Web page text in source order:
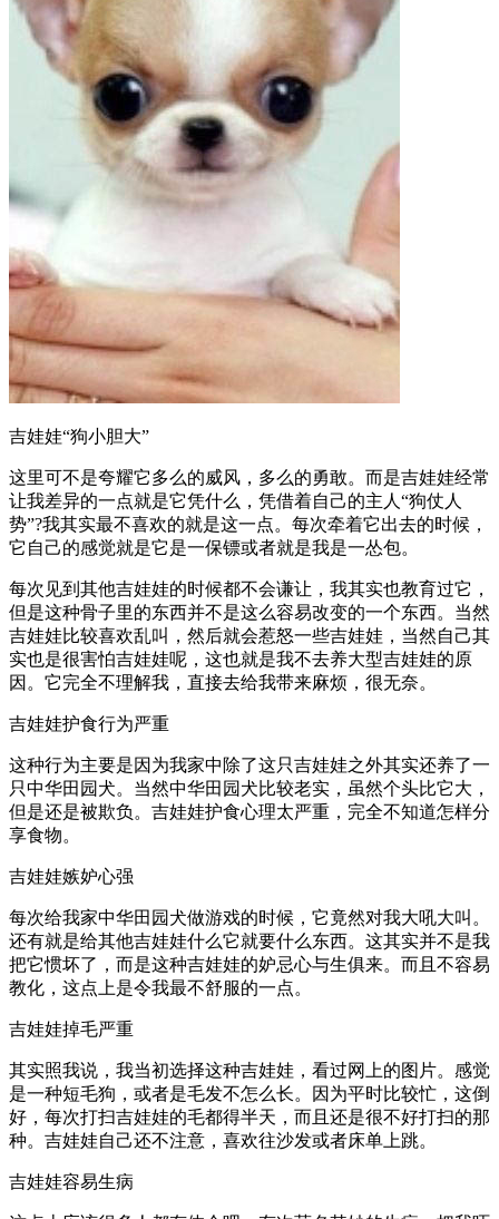
吉娃娃“狗小胆大”
这里可不是夸耀它多么的威风，多么的勇敢。而是吉娃娃经常
让我差异的一点就是它凭什么，凭借着自己的主人“狗仗人
势”?我其实最不喜欢的就是这一点。每次牵着它出去的时候，
它自己的感觉就是它是一保镖或者就是我是一怂包。
每次见到其他吉娃娃的时候都不会谦让，我其实也教育过它，
但是这种骨子里的东西并不是这么容易改变的一个东西。当然
吉娃娃比较喜欢乱叫，然后就会惹怒一些吉娃娃，当然自己其
实也是很害怕吉娃娃呢，这也就是我不去养大型吉娃娃的原
因。它完全不理解我，直接去给我带来麻烦，很无奈。
吉娃娃护食行为严重
这种行为主要是因为我家中除了这只吉娃娃之外其实还养了一
只中华田园犬。当然中华田园犬比较老实，虽然个头比它大，
但是还是被欺负。吉娃娃护食心理太严重，完全不知道怎样分
享食物。
吉娃娃嫉妒心强
每次给我家中华田园犬做游戏的时候，它竟然对我大吼大叫。
还有就是给其他吉娃娃什么它就要什么东西。这其实并不是我
把它惯坏了，而是这种吉娃娃的妒忌心与生俱来。而且不容易
教化，这点上是令我最不舒服的一点。
吉娃娃掉毛严重
其实照我说，我当初选择这种吉娃娃，看过网上的图片。感觉
是一种短毛狗，或者是毛发不怎么长。因为平时比较忙，这倒
好，每次打扫吉娃娃的毛都得半天，而且还是很不好打扫的那
种。吉娃娃自己还不注意，喜欢往沙发或者床单上跳。
吉娃娃容易生病